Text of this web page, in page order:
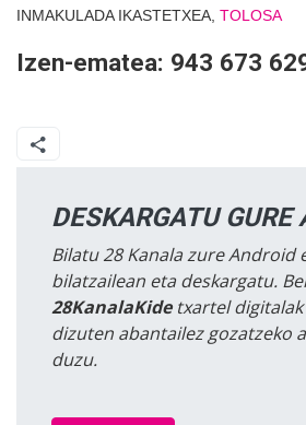
INMAKULADA IKASTETXEA, TOLOSA
Izen-ematea: 943 673
DESKARGATU GURE
Bilatu 28 Kanala zure Android
bilatzailean eta deskargatu.
28KanalaKidetxartel digitalak
dizuten abantailez gozatzeko
duzu.